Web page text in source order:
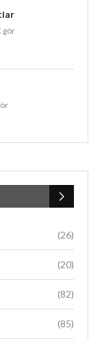
gör
(26)
(20)
(82)
(85)